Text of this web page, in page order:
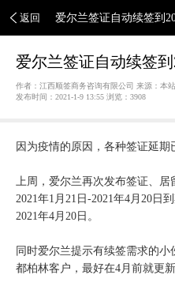
返回 爱尔兰签证自动续签到
爱尔兰签证自动续签到
作者：江西顺签商务咨询有限公司 来源：本站
发布时间：2021-1-9 13:55 浏览： 3908
因为疫情的原因，各种签证延期
上周，爱尔兰再次发布签证、
2021年1月21日-2021年4月20日
2021年4月20日。
同时爱尔兰提示有续签需求的
都柏林客户，最好在4月前就更